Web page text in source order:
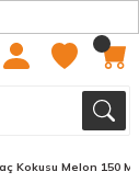
Kokusu Melon 150 Ml